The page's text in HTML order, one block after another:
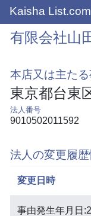
Kaisha List.com
有限会社山
本店又は主た
東京都台東
法人番号
9010502011592
法人の変更履歴
変更日時
事由発生年月日